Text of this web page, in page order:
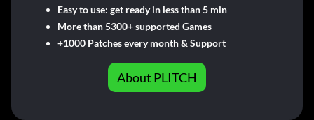
Easy to use: get ready in less than 5 min
More than 5300+ supported Games
+1000 Patches every month & Support
About PLITCH